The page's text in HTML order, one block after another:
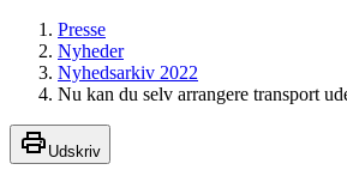
Presse
Nyheder
Nyhedsarkiv 2022
Nu kan du selv arrangere transport
Udskriv